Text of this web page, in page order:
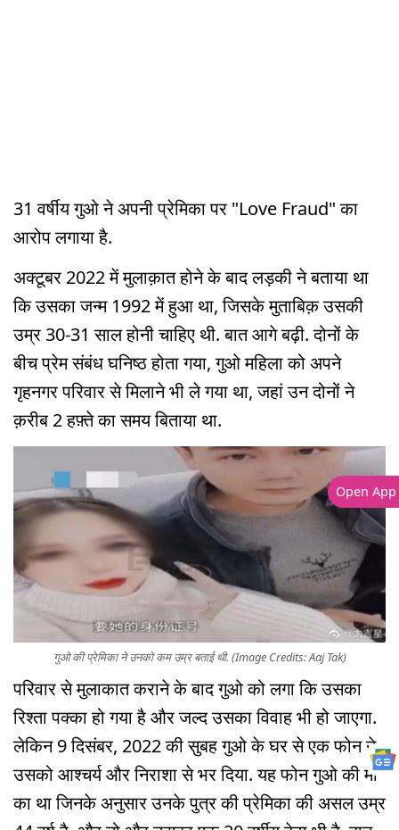
31 वर्षीय गुओ ने अपनी प्रेमिका पर "Love Fraud" का
आरोप लगाया है.
अक्टूबर 2022 में मुलाक़ात होने के बाद लड़की ने बताया था
कि उसका जन्म 1992 में हुआ था, जिसके मुताबिक़ उसकी
उम्र 30-31 साल होनी चाहिए थी. बात आगे बढ़ी. दोनों के
बीच प्रेम संबंध घनिष्ठ होता गया, गुओ महिला को अपने
गृहनगर परिवार से मिलाने भी ले गया था, जहां उन दोनों ने
क़रीब 2 हफ़्ते का समय बिताया था.
गुओ की प्रेमिका ने उनको कम उम्र बताई थी. (Image Credits: Aaj Tak)
परिवार से मुलाकात कराने के बाद गुओ को लगा कि उसका
रिश्ता पक्का हो गया है और जल्द उसका विवाह भी हो जाएगा.
लेकिन 9 दिसंबर, 2022 की सुबह गुओ के घर से एक फोन ने
उसको आश्चर्य और निराशा से भर दिया. यह फोन गुओ की मां
का था जिनके अनुसार उनके पुत्र की प्रेमिका की असल उम्र
Open App